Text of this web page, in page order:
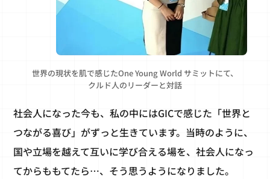
世界の現状を肌で感じたOne Young World サミットにて、
クルド人のリーダーと対話
社会人になった今も、私の中にはGICで感じた「世界と
つながる喜び」がずっと生きています。当時のように、
国や立場を越えて互いに学び合える場を、社会人になっ
てからももてたら…、そう思うようになりました。